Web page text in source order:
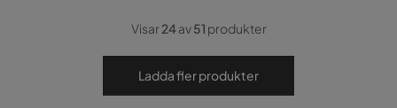
Visar24av51 produkter
Ladda fler produkter